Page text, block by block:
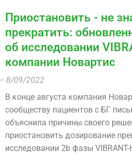
Приостановить - не
прекратить:
об исследовании
компании Новартис
8/09/2022
В конце августа компания
сообществу пациентов с БГ
объяснила причины своего
приостановить дозирование
исследовании 2b фазы